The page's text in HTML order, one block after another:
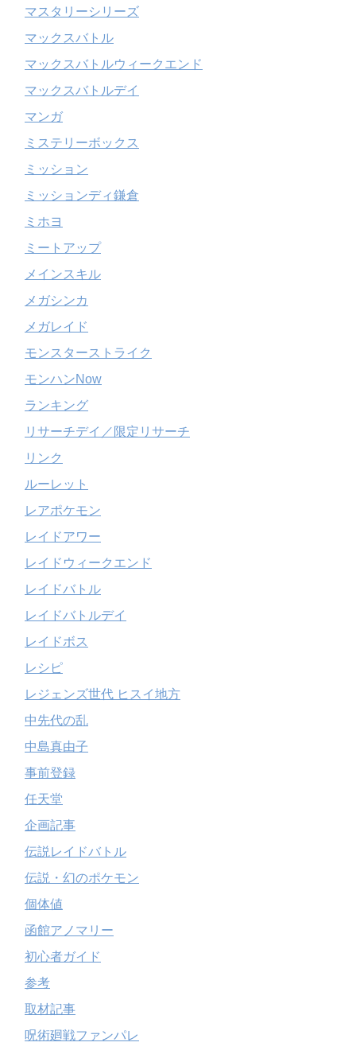
マスタリーシリーズ
マックスバトル
マックスバトルウィークエンド
マックスバトルデイ
マンガ
ミステリーボックス
ミッション
ミッションディ鎌倉
ミホヨ
ミートアップ
メインスキル
メガシンカ
メガレイド
モンスターストライク
モンハンNow
ランキング
リサーチデイ／限定リサーチ
リンク
ルーレット
レアポケモン
レイドアワー
レイドウィークエンド
レイドバトル
レイドバトルデイ
レイドボス
レシピ
レジェンズ世代 ヒスイ地方
中先代の乱
中島真由子
事前登録
任天堂
企画記事
伝説レイドバトル
伝説・幻のポケモン
個体値
函館アノマリー
初心者ガイド
参考
取材記事
呪術廻戦ファンパレ